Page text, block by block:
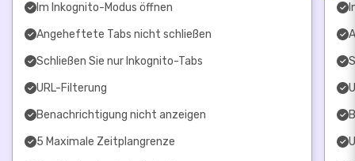
Im Inkognito-Modus öffnen
Angeheftete Tabs nicht schließen
Schließen Sie nur Inkognito-Tabs
URL-Filterung
Benachrichtigung nicht anzeigen
5 Maximale Zeitplangrenze